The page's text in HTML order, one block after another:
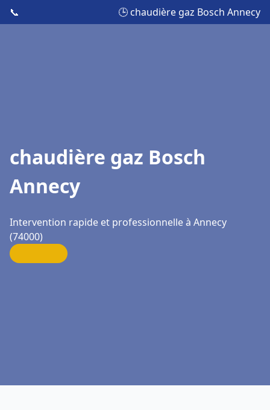
📞 🕒 chaudière gaz Bosch Annecy
chaudière gaz Bosch
Annecy
Intervention rapide et professionnelle à Annecy
(74000)